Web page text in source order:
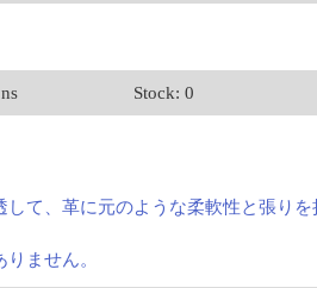
Stock: 0
て、革に元のような柔軟性と張りを
ません。